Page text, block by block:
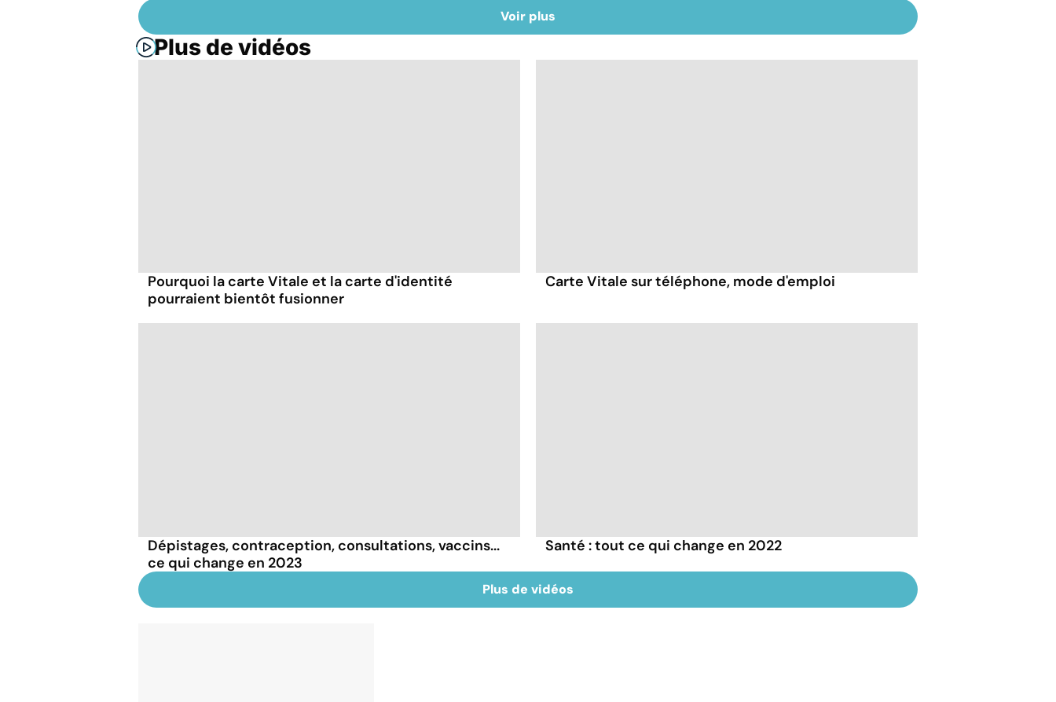
Voir plus
Plus de vidéos
Pourquoi la carte Vitale et la carte d'identité
pourraient bientôt fusionner
Carte Vitale sur téléphone, mode d'emploi
Dépistages, contraception, consultations, vaccins...
ce qui change en 2023
Santé : tout ce qui change en 2022
Plus de vidéos